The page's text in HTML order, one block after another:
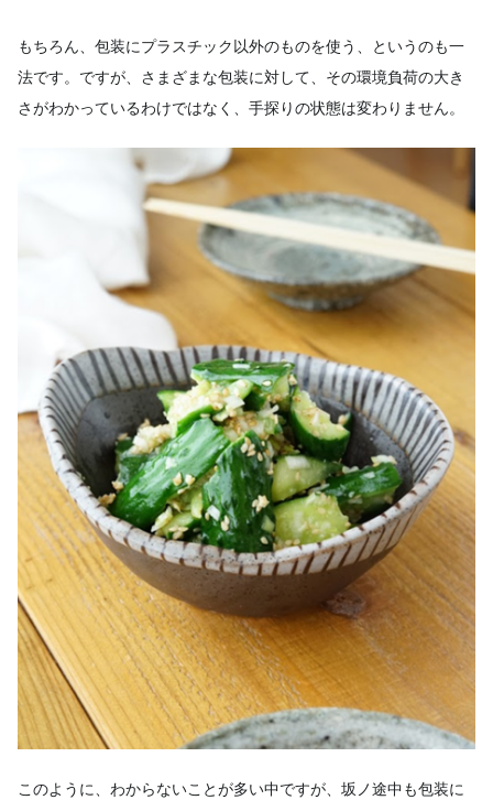
もちろん、包装にプラスチック以外のものを使う、というのも一
法です。ですが、さまざまな包装に対して、その環境負荷の大き
さがわかっているわけではなく、手探りの状態は変わりません。
このように、わからないことが多い中ですが、坂ノ途中も包装に